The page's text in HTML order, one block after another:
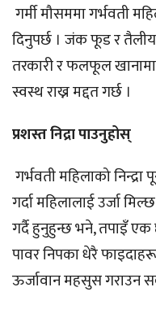
गर्मी मौसममा गर्भवती
दिनुपर्छ । जंक फूड र
तरकारी र फलफूल खानामा
स्वस्थ राख्न मद्दत गर्छ ।
प्रशस्त निद्रा पाउनुहोस्
गर्भवती महिलाको
गर्दा महिलालाई उर्जा
गर्दै हुनुहुन्छ भने, तपाइँ एक
पावर निपका धेरै
ऊर्जावान महसुस गराउन